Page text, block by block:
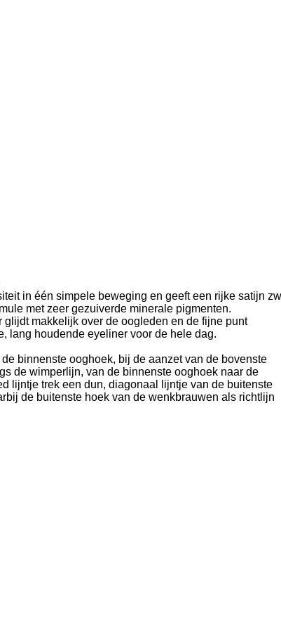
in één simpele beweging en geeft een rijke satijn
met zeer gezuiverde minerale pigmenten.
glijdt makkelijk over de oogleden en de fijne punt
lang houdende eyeliner voor de hele dag.
binnenste ooghoek, bij de aanzet van de bovenste
de wimperlijn, van de binnenste ooghoek naar de
lijntje trek een dun, diagonaal lijntje van de buitenste
de buitenste hoek van de wenkbrauwen als richtlijn